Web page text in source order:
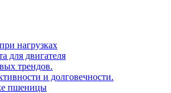
нагрузках
для двигателя
трендов.
и долговечности.
пшеницы